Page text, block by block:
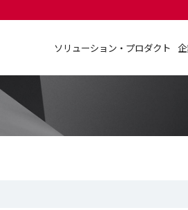
ソリューション・プロダクト